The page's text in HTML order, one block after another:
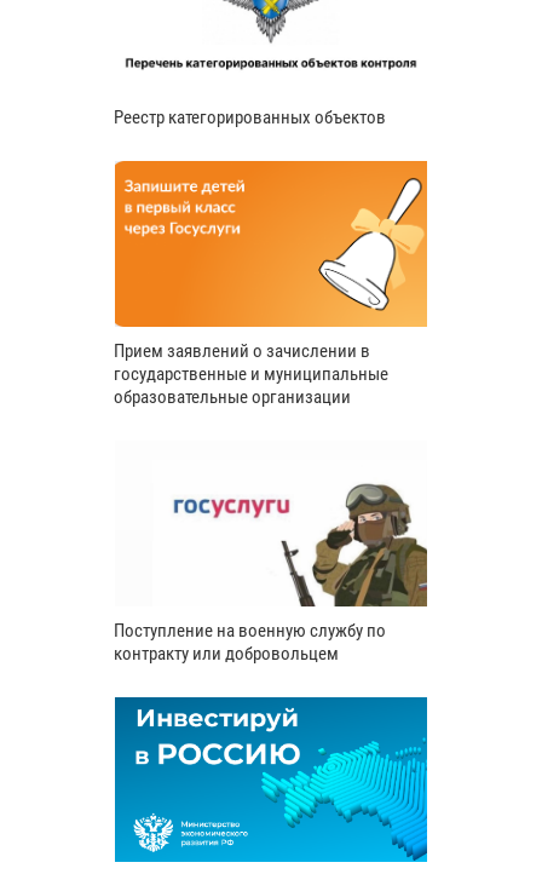
Реестр категорированных объектов
Прием заявлений о зачислении в
государственные и муниципальные
образовательные организации
Поступление на военную службу по
контракту или добровольцем